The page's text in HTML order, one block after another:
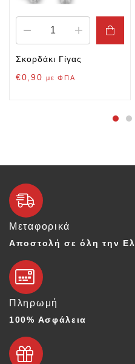
Σκορδάκι Γίγας
€0,90 με ΦΠΑ
Μεταφορικά
Αποστολή σε όλη την
Πληρωμή
100% Ασφάλεια